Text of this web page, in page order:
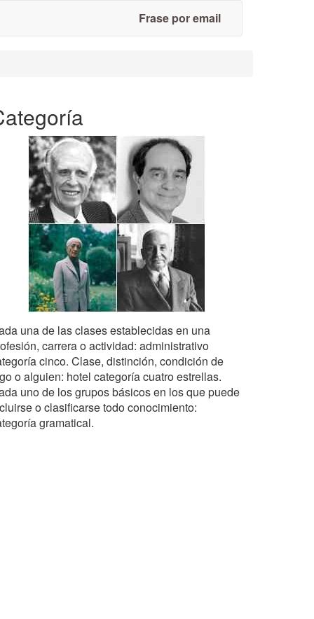
Frase por email
una de las clases establecidas en una
carrera o actividad: administrativo
cinco. Clase, distinción, condición de
o alguien: hotel categoría cuatro estrellas.
uno de los grupos básicos en los que puede
o clasificarse todo conocimiento:
gramatical.